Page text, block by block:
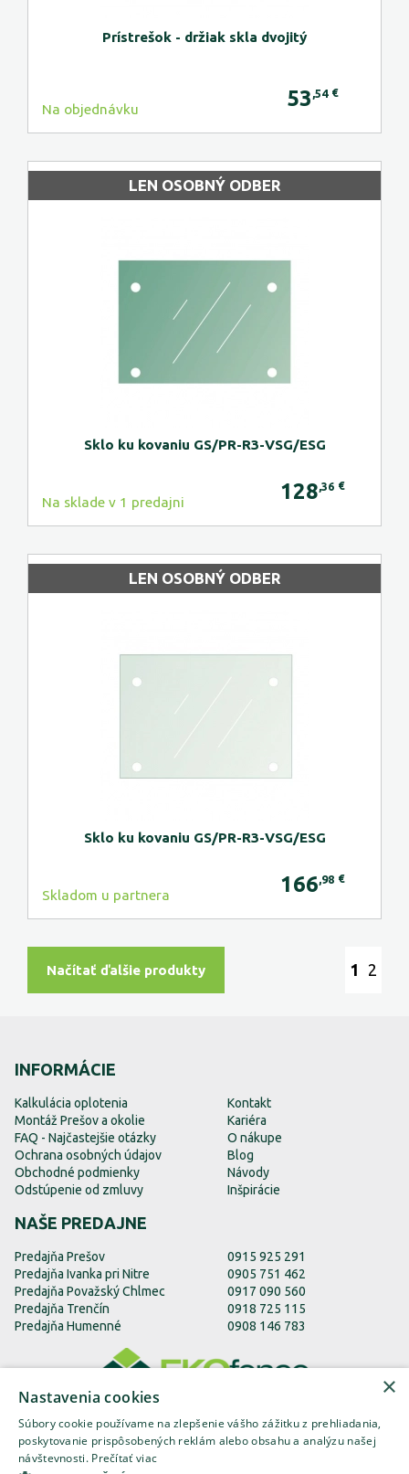
Prístrešok - držiak skla dvojitý
Na objednávku 53 ,54 €
LEN OSOBNÝ ODBER
Sklo ku kovaniu GS/PR-R3-VSG/ESG
Na sklade v 1 predajni 128 ,36 €
LEN OSOBNÝ ODBER
Sklo ku kovaniu GS/PR-R3-VSG/ESG
Skladom u partnera 166 ,98 €
Načítať ďalšie produkty 1 2
INFORMÁCIE
Kalkulácia oplotenia
Montáž Prešov a okolie
FAQ - Najčastejšie otázky
Ochrana osobných údajov
Obchodné podmienky
Odstúpenie od zmluvy
Kontakt
Kariéra
O nákupe
Blog
Návody
Inšpirácie
NAŠE PREDAJNE
Predajňa Prešov
Predajňa Ivanka pri Nitre
Predajňa Považský Chlmec
Predajňa Trenčín
Predajňa Humenné
0915 925 291
0905 751 462
0917 090 560
0918 725 115
0908 146 783
EKOfence.sk
×
Nastavenia cookies
Súbory cookie používame na zlepšenie vášho zážitku z prehliadania,
poskytovanie prispôsobených reklám alebo obsahu a analýzu našej
návštevnosti. Prečítať viac